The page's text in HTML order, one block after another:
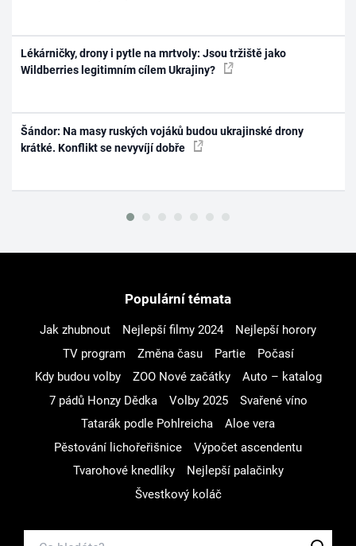
Lékárničky, drony i pytle na mrtvoly: Jsou tržiště jako
Wildberries legitimním cílem Ukrajiny?
Šándor: Na masy ruských vojáků budou ukrajinské drony
krátké. Konflikt se nevyvíjí dobře
Populární témata
Jak zhubnout Nejlepší filmy 2024
Nejlepší horory
TV program
Změna času Partie
Počasí
Kdy budou volby
ZOO Nové začátky
Auto – katalog
7 pádů Honzy Dědka
Volby 2025
Svařené víno
Tatarák podle Pohlreicha
Aloe vera
Pěstování lichořeřišnice
Výpočet ascendentu
Tvarohové knedlíky
Nejlepší palačinky
Švestkový koláč